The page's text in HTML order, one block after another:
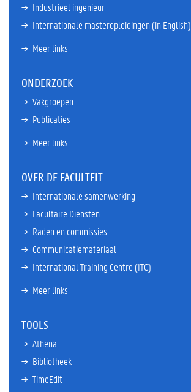
Industrieel ingenieur
Internationale masteropleidingen (in English)
Meer links
ONDERZOEK
Vakgroepen
Publicaties
Meer links
OVER DE FACULTEIT
Internationale samenwerking
Facultaire Diensten
Raden en commissies
Communicatiemateriaal
International Training Centre (ITC)
Meer links
TOOLS
Athena
Bibliotheek
TimeEdit